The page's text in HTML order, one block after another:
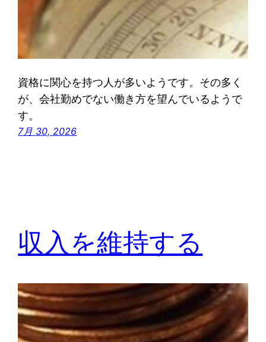
資格に関心を持つ人が多いようです。その多く
が、会社勤めでない働き方を望んでいるようで
す。
7月 30, 2026
収入を維持する